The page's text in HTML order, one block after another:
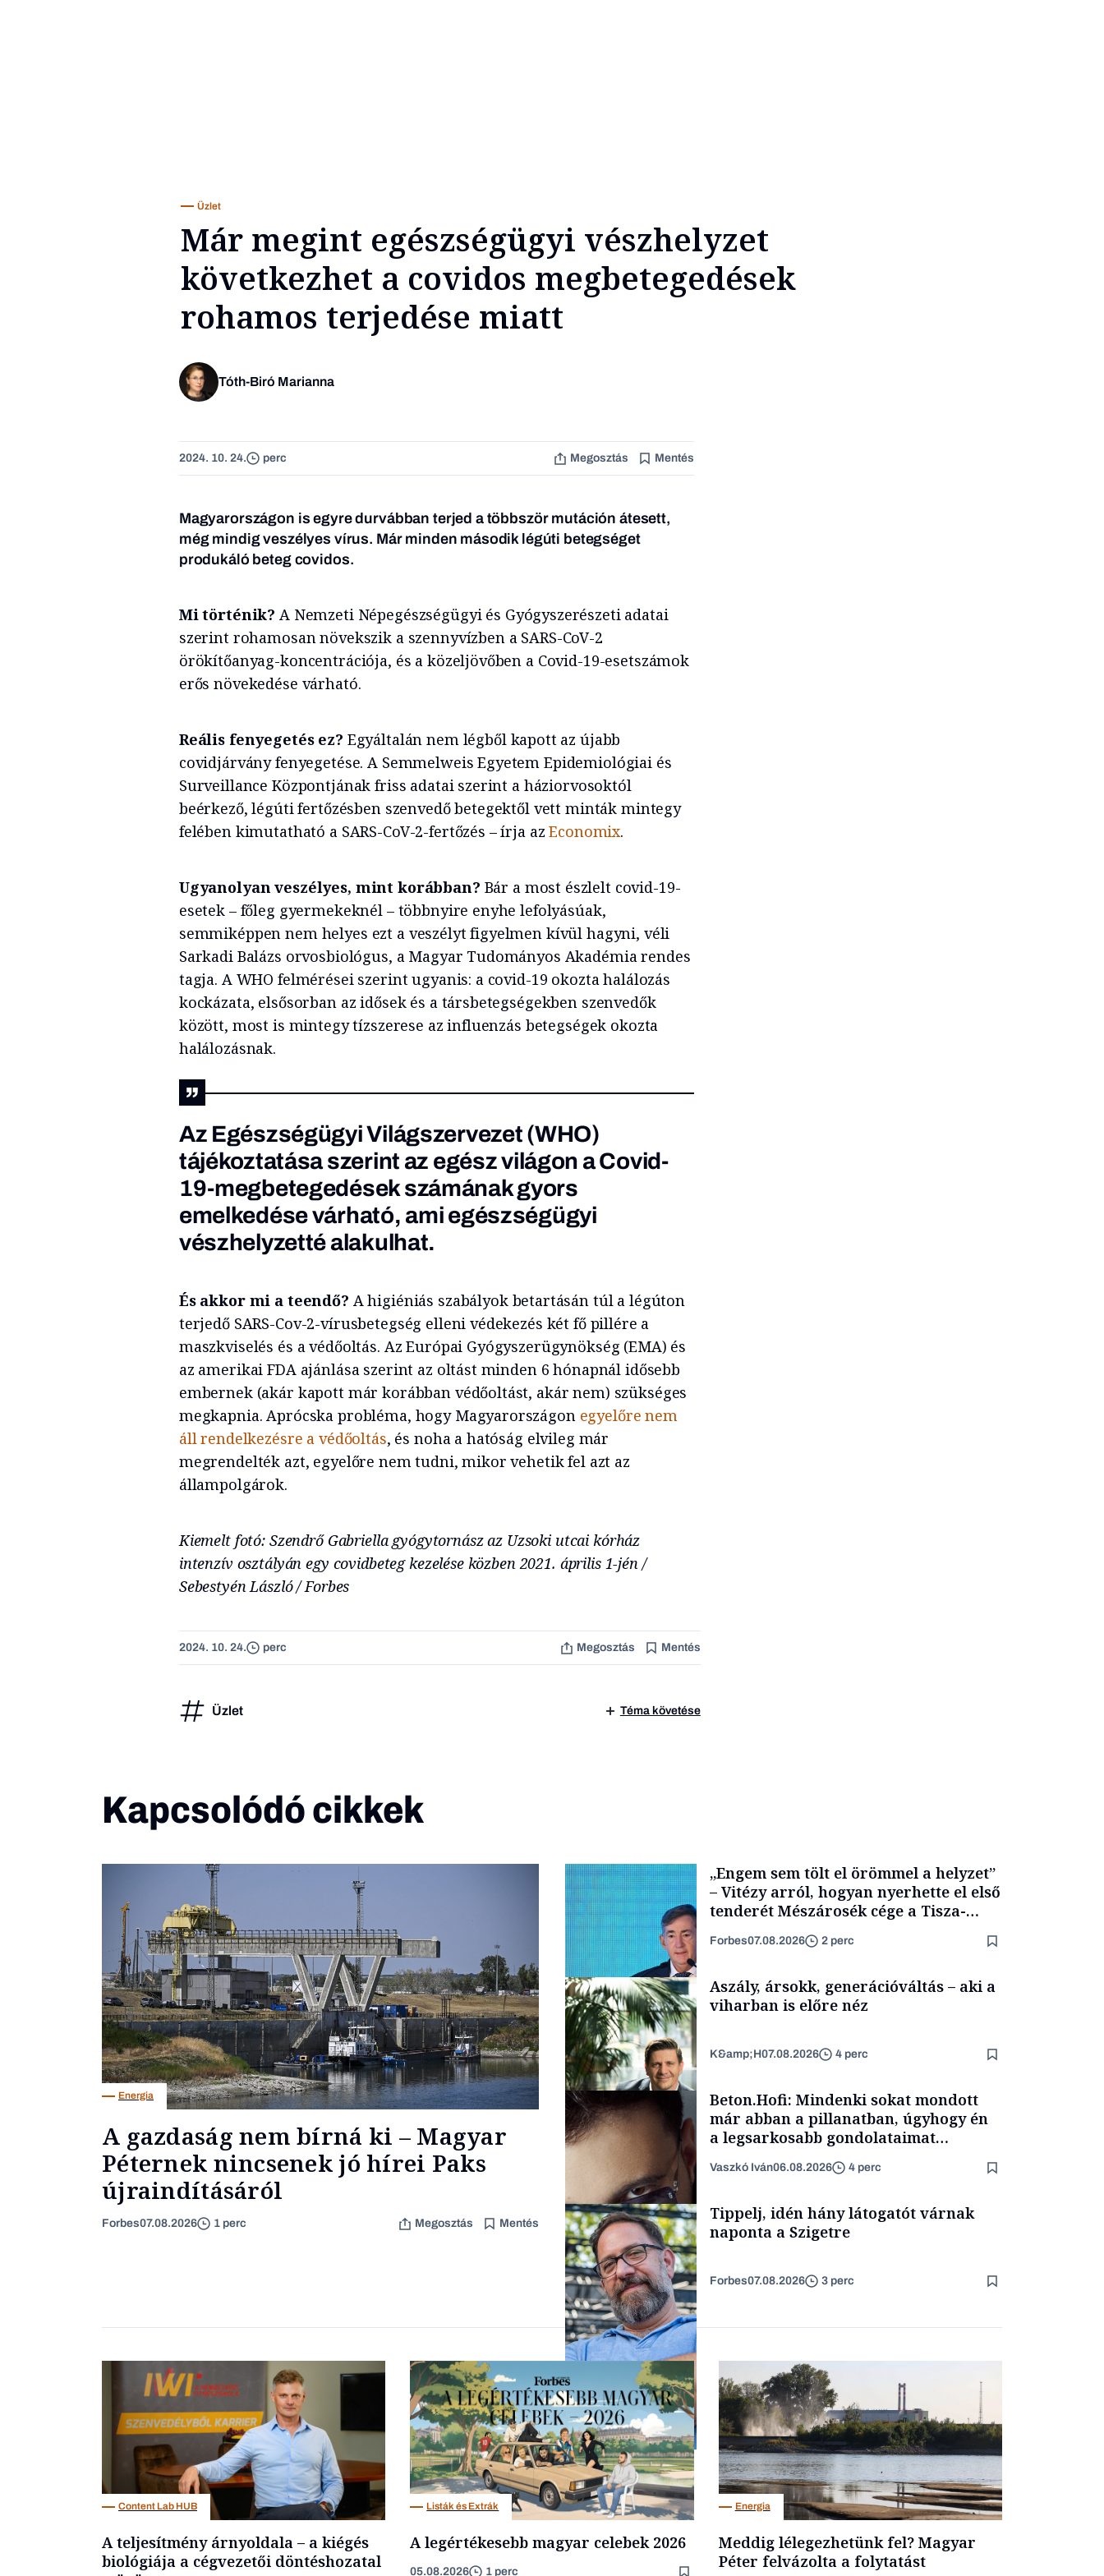
Üzlet
Már megint egészségügyi vészhelyzet
következhet a covidos megbetegedések
rohamos terjedése miatt
Tóth-Biró Marianna
2024. 10. 24. perc Megosztás Mentés
Magyarországon is egyre durvábban terjed a többször mutáción átesett,
még mindig veszélyes vírus. Már minden második légúti betegséget
produkáló beteg covidos.
Mi történik? A Nemzeti Népegészségügyi és Gyógyszerészeti adatai
szerint rohamosan növekszik a szennyvízben a SARS-CoV-2
örökítőanyag-koncentrációja, és a közeljövőben a Covid-19-esetszámok
erős növekedése várható.
Reális fenyegetés ez? Egyáltalán nem légből kapott az újabb
covidjárvány fenyegetése. A Semmelweis Egyetem Epidemiológiai és
Surveillance Központjának friss adatai szerint a háziorvosoktól
beérkező, légúti fertőzésben szenvedő betegektől vett minták mintegy
felében kimutatható a SARS-CoV-2-fertőzés – írja azEconomix.
Ugyanolyan veszélyes, mint korábban? Bár a most észlelt covid-19-
esetek – főleg gyermekeknél – többnyire enyhe lefolyásúak,
semmiképpen nem helyes ezt a veszélyt figyelmen kívül hagyni, véli
Sarkadi Balázs orvosbiológus, a Magyar Tudományos Akadémia rendes
tagja. A WHO felmérései szerint ugyanis: a covid-19 okozta halálozás
kockázata, elsősorban az idősek és a társbetegségekben szenvedők
között, most is mintegy tízszerese az influenzás betegségek okozta
halálozásnak.
Az Egészségügyi Világszervezet (WHO)
tájékoztatása szerint az egész világon a Covid-
19-megbetegedések számának gyors
emelkedése várható, ami egészségügyi
vészhelyzetté alakulhat.
És akkor mi a teendő? A higiéniás szabályok betartásán túl a légúton
terjedő SARS-Cov-2-vírusbetegség elleni védekezés két fő pillére a
maszkviselés és a védőoltás. Az Európai Gyógyszerügynökség (EMA) és
az amerikai FDA ajánlása szerint az oltást minden 6 hónapnál idősebb
embernek (akár kapott már korábban védőoltást, akár nem) szükséges
megkapnia. Aprócska probléma, hogy Magyarországon egyelőre nem
áll rendelkezésre a védőoltás, és noha a hatóság elvileg már
megrendelték azt, egyelőre nem tudni, mikor vehetik fel azt az
állampolgárok.
Kiemelt fotó: Szendrő Gabriella gyógytornász az Uzsoki utcai kórház
intenzív osztályán egy covidbeteg kezelése közben 2021. április 1-jén /
Sebestyén László / Forbes
2024. 10. 24. perc Megosztás Mentés
Üzlet Téma követése
Kapcsolódó cikkek
Energia
A gazdaság nem bírná ki – Magyar
Péternek nincsenek jó hírei Paks
újraindításáról
Forbes07.08.2026 1 perc Megosztás Mentés
„Engem sem tölt el örömmel a helyzet”
– Vitézy arról, hogyan nyerhette el első
tenderét Mészárosék cége a Tisza-
Forbes07.08.2026 2 perc
TÁMOGATÓI
TARTALOM
Aszály, ársokk, generációváltás – aki a
viharban is előre néz
K&amp;H07.08.2026 4 perc
Forbes-sztori
Beton.Hofi: Mindenki sokat mondott
már abban a pillanatban, úgyhogy én
a legsarkosabb gondolataimat
Vaszkó Iván06.08.2026 4 perc
Kultúra
Tippelj, idén hány látogatót várnak
naponta a Szigetre
Forbes07.08.2026 3 perc
Content Lab HUB
A teljesítmény árnyoldala – a kiégés
biológiája a cégvezetői döntéshozatal
Listák és Extrák
A legértékesebb magyar celebek 2026
05.08.2026 1 perc
Energia
Meddig lélegezhetünk fel? Magyar
Péter felvázolta a folytatást